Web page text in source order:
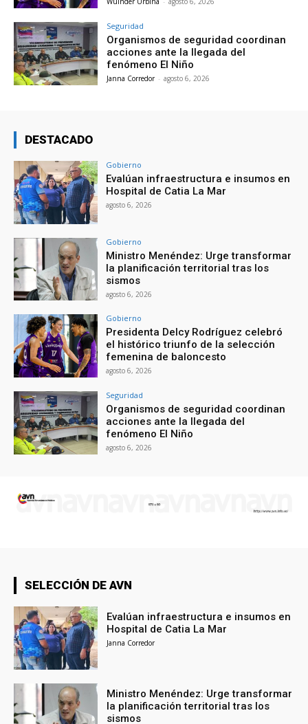
Seguridad
Organismos de seguridad coordinan
acciones ante la llegada del
fenómeno El Niño
Janna Corredor - agosto 6, 2026
DESTACADO
Gobierno
Evalúan infraestructura e insumos en
Hospital de Catia La Mar
agosto 6, 2026
Gobierno
Ministro Menéndez: Urge transformar
la planificación territorial tras los
sismos
agosto 6, 2026
Gobierno
Presidenta Delcy Rodríguez celebró
el histórico triunfo de la selección
femenina de baloncesto
agosto 6, 2026
Seguridad
Organismos de seguridad coordinan
acciones ante la llegada del
fenómeno El Niño
agosto 6, 2026
SELECCIÓN DE AVN
Evalúan infraestructura e insumos en
Hospital de Catia La Mar
Janna Corredor
Ministro Menéndez: Urge transformar
la planificación territorial tras los
sismos